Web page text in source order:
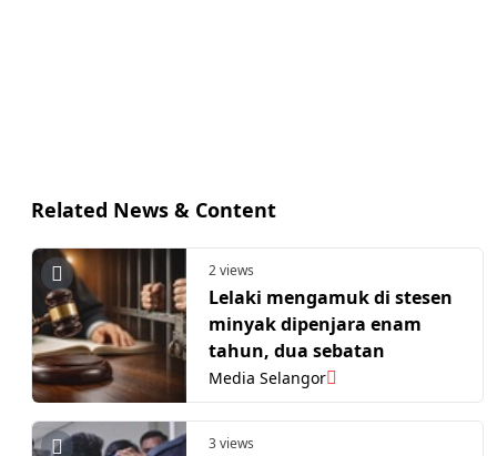
Related News & Content
2 views
Lelaki mengamuk di stesen
minyak dipenjara enam
tahun, dua sebatan
Media Selangor
3 views